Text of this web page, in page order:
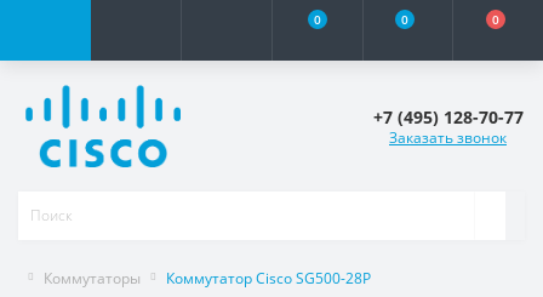
0 0 0
+7 (495) 128-70-77
Заказать звонок
Коммутаторы Коммутатор Cisco SG500-28P